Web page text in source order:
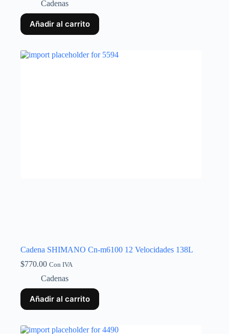
Cadenas
Añadir al carrito
Cadena SHIMANO Cn-m6100 12 Velocidades 138L
$770.00 Con IVA
Cadenas
Añadir al carrito